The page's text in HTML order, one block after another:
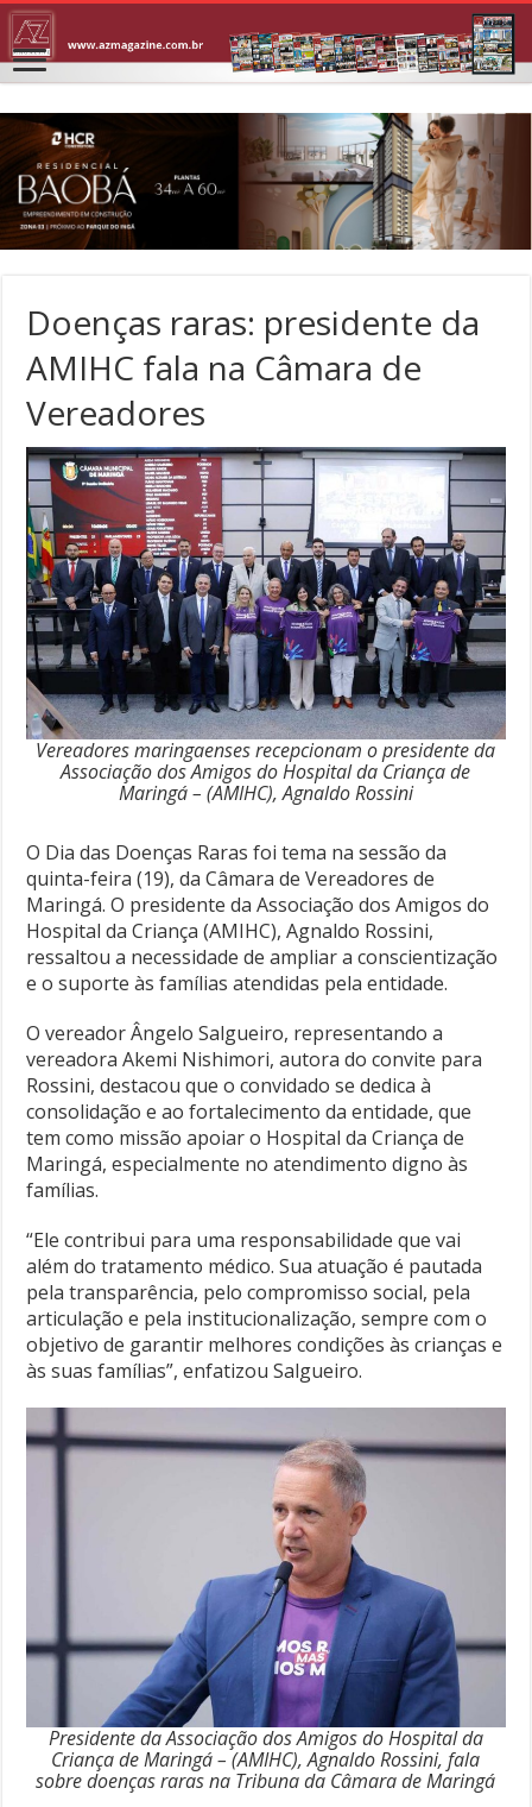
Doenças raras: presidente da
AMIHC fala na Câmara de
Vereadores
Vereadores maringaenses recepcionam o presidente da
Associação dos Amigos do Hospital da Criança de
Maringá – (AMIHC), Agnaldo Rossini
O Dia das Doenças Raras foi tema na sessão da
quinta-feira (19), da Câmara de Vereadores de
Maringá. O presidente da Associação dos Amigos do
Hospital da Criança (AMIHC), Agnaldo Rossini,
ressaltou a necessidade de ampliar a conscientização
e o suporte às famílias atendidas pela entidade.
O vereador Ângelo Salgueiro, representando a
vereadora Akemi Nishimori, autora do convite para
Rossini, destacou que o convidado se dedica à
consolidação e ao fortalecimento da entidade, que
tem como missão apoiar o Hospital da Criança de
Maringá, especialmente no atendimento digno às
famílias.
“Ele contribui para uma responsabilidade que vai
além do tratamento médico. Sua atuação é pautada
pela transparência, pelo compromisso social, pela
articulação e pela institucionalização, sempre com o
objetivo de garantir melhores condições às crianças e
às suas famílias”, enfatizou Salgueiro.
Presidente da Associação dos Amigos do Hospital da
Criança de Maringá – (AMIHC), Agnaldo Rossini, fala
sobre doenças raras na Tribuna da Câmara de Maringá